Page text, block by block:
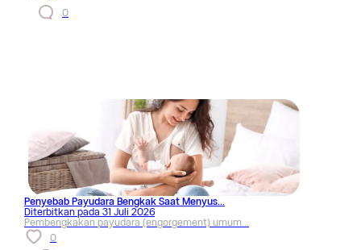
0
Penyebab Payudara Bengkak Saat Menyus...
Diterbitkan pada 31 Juli 2026
Pembengkakan payudara (engorgement) umum...
0